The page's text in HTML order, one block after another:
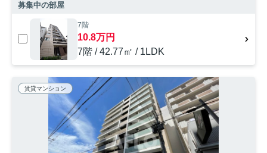
募集中の部屋
7階
10.8万円
7階 / 42.77㎡ / 1LDK
賃貸マンション